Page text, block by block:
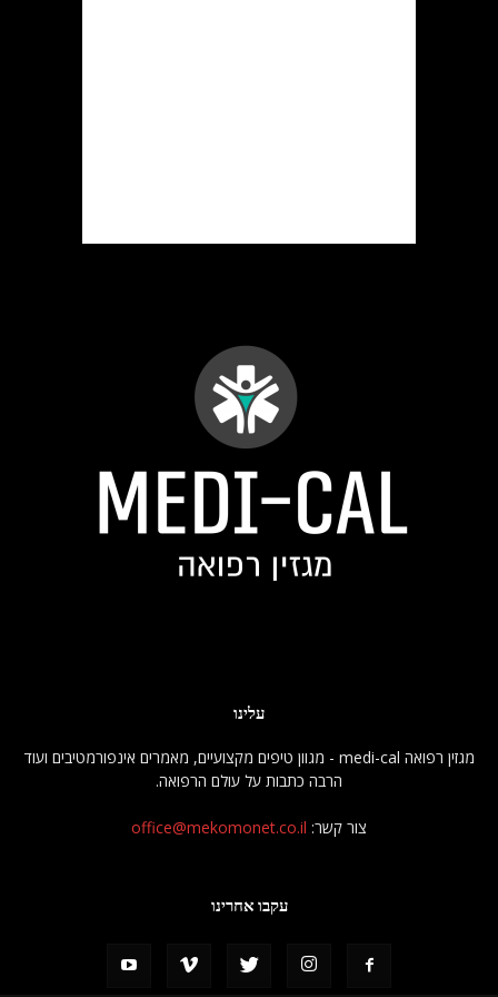
עלינו
מגזין רפואה medi-cal - מגוון טיפים מקצועיים, מאמרים אינפורמטיבים ועוד
הרבה כתבות על עולם הרפואה.
צור קשר: office@mekomonet.co.il
עקבו אחרינו